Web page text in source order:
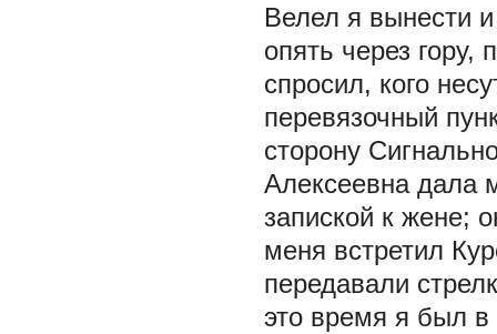
Велел я вынести
опять через
спросил, кого
перевязочный
сторону
Алексеевна дала
запиской к жене;
меня встретил
передавали
это время я был в